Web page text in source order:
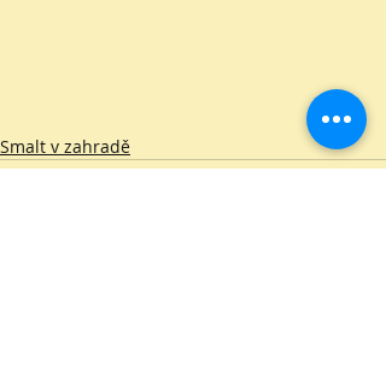
Smalt v zahradě